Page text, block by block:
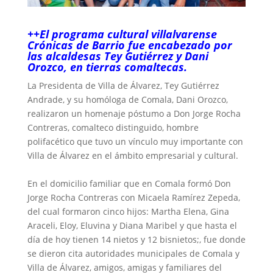
++El programa cultural villalvarense
Crónicas de Barrio fue encabezado por
las alcaldesas Tey Gutiérrez y Dani
Orozco, en tierras comaltecas.
La Presidenta de Villa de Álvarez, Tey Gutiérrez
Andrade, y su homóloga de Comala, Dani Orozco,
realizaron un homenaje póstumo a Don Jorge Rocha
Contreras, comalteco distinguido, hombre
polifacético que tuvo un vínculo muy importante con
Villa de Álvarez en el ámbito empresarial y cultural.
‎En el domicilio familiar que en Comala formó Don
Jorge Rocha Contreras con Micaela Ramírez Zepeda,
del cual formaron cinco hijos: Martha Elena, Gina
Araceli, Eloy, Eluvina y Diana Maribel y que hasta el
día de hoy tienen 14 nietos y 12 bisnietos;, fue donde
se dieron cita autoridades municipales de Comala y
Villa de Álvarez, amigos, amigas y familiares del